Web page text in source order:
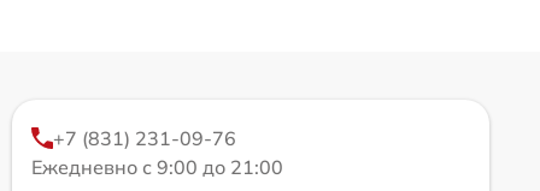
+7 (831) 231-09-76
Ежедневно с 9:00 до 21:00